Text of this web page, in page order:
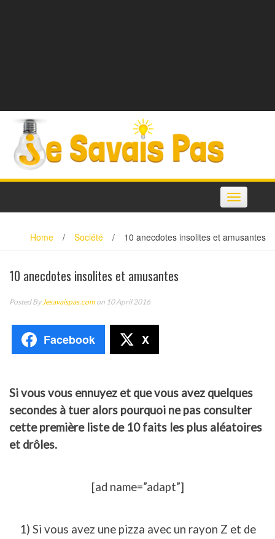
Toggle
navigation
Home / Société / 10 anecdotes insolites et amusantes
10 anecdotes insolites et amusantes
Posted ByJesavaispas.comon 10 April 2016
Facebook X
Si vous vous ennuyez et que vous avez quelques
secondes à tuer alors pourquoi ne pas consulter
cette première liste de 10 faits les plus aléatoires
et drôles.
[ad name=”adapt”]
1) Si vous avez une pizza avec un rayon Z et de